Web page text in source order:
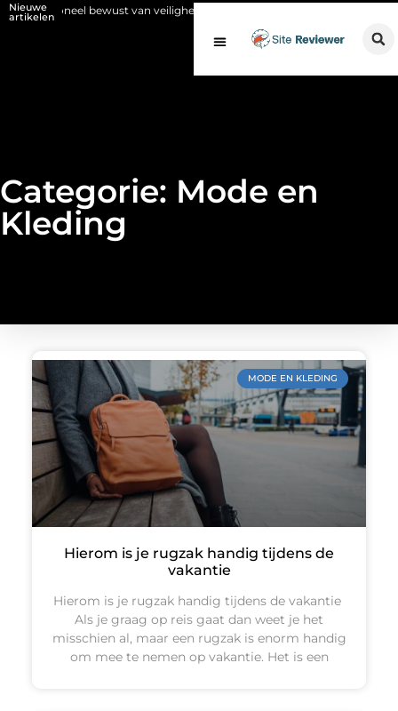
Nieuwe
artikelen
personeel bewust van veiligheid voor en na de SCIOS-keuring van de
Categorie: Mode en
Kleding
MODE EN KLEDING
Hierom is je rugzak handig tijdens de
vakantie
Hierom is je rugzak handig tijdens de vakantie
Als je graag op reis gaat dan weet je het
misschien al, maar een rugzak is enorm handig
om mee te nemen op vakantie. Het is een